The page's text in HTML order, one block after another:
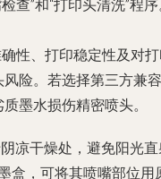
查”和“打印头清洗”程
性、打印稳定性及对
险。若选择第三方兼容
墨水损伤精密喷头。
凉干燥处，避免阳光
盒，可将其喷嘴部位用